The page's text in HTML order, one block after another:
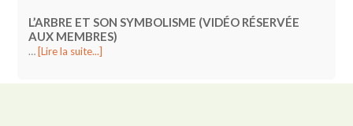
L’ARBRE ET SON SYMBOLISME (VIDÉO RÉSERVÉE
AUX MEMBRES)
… [Lire la suite...]